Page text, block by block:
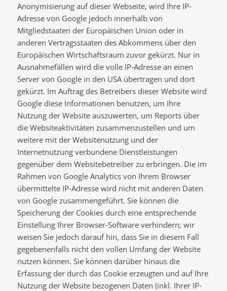
Anonymisierung auf dieser Webseite, wird Ihre IP‐
Adresse von Google jedoch innerhalb von
Mitgliedstaaten der Europäischen Union oder in
anderen Vertragsstaaten des Abkommens über den
Europäischen Wirtschaftsraum zuvor gekürzt. Nur in
Ausnahmefällen wird die volle IP‐Adresse an einen
Server von Google in den USA übertragen und dort
gekürzt. Im Auftrag des Betreibers dieser Website wird
Google diese Informationen benutzen, um Ihre
Nutzung der Website auszuwerten, um Reports über
die Websiteaktivitäten zusammenzustellen und um
weitere mit der Websitenutzung und der
Internetnutzung verbundene Dienstleistungen
gegenüber dem Websitebetreiber zu erbringen. Die im
Rahmen von Google Analytics von Ihrem Browser
übermittelte IP‐Adresse wird nicht mit anderen Daten
von Google zusammengeführt. Sie können die
Speicherung der Cookies durch eine entsprechende
Einstellung Ihrer Browser‐Software verhindern; wir
weisen Sie jedoch darauf hin, dass Sie in diesem Fall
gegebenenfalls nicht den vollen Umfang der Website
nutzen können. Sie können darüber hinaus die
Erfassung der durch das Cookie erzeugten und auf Ihre
Nutzung der Website bezogenen Daten (inkl. Ihrer IP‐